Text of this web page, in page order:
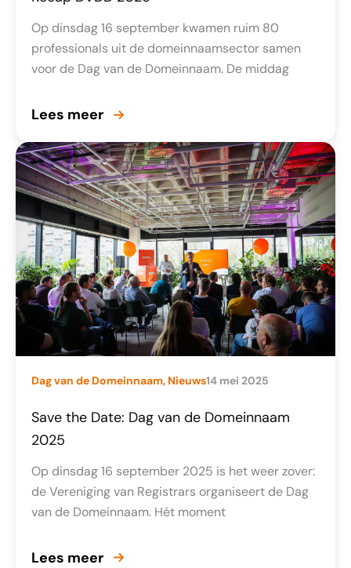
Op dinsdag 16 september kwamen ruim 80
professionals uit de domeinnaamsector samen
voor de Dag van de Domeinnaam. De middag
Lees meer
Dag van de Domeinnaam, Nieuws14 mei 2025
Save the Date: Dag van de Domeinnaam
2025
Op dinsdag 16 september 2025 is het weer zover:
de Vereniging van Registrars organiseert de Dag
van de Domeinnaam. Hét moment
Lees meer